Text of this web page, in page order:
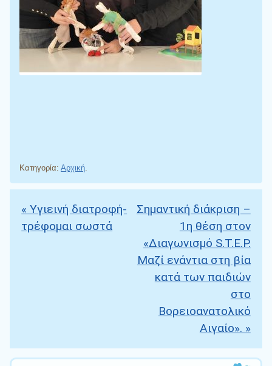
Κατηγορία: Αρχική.
Πλοήγηση άρθρων
« Υγιεινή διατροφή-
τρέφομαι σωστά
Σημαντική διάκριση –
1η θέση στον
«Διαγωνισμό S.T.E.P.
Μαζί ενάντια στη βία
κατά των παιδιών
στο
Βορειοανατολικό
Αιγαίο». »